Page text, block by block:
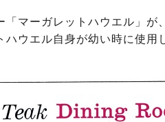
「マーガレットハウエル」
ハウエル自身が幼い時に使用